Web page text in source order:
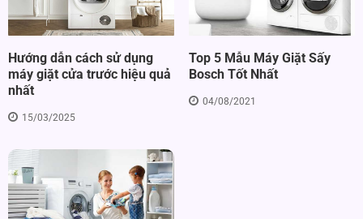
Hướng dẫn cách sử dụng
máy giặt cửa trước hiệu quả
nhất
15/03/2025
Top 5 Mẫu Máy Giặt Sấy
Bosch Tốt Nhất
04/08/2021